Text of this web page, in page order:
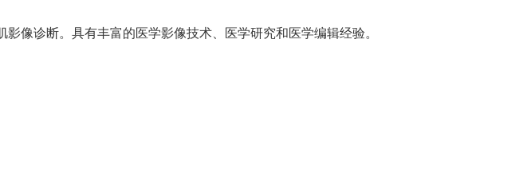
像诊断。具有丰富的医学影像技术、医学研究和医学编辑经验。